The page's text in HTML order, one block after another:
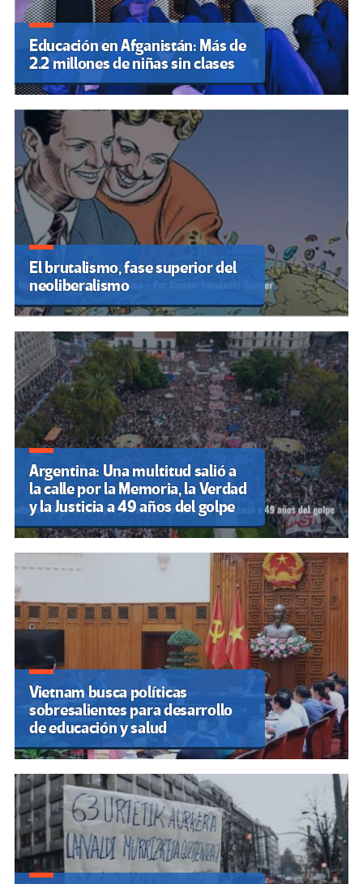
Educación en Afganistán: Más de
2.2 millones de niñas sin clases
El brutalismo, fase superior del
neoliberalismo
Argentina: Una multitud salió a
la calle por la Memoria, la Verdad
y la Justicia a 49 años del golpe
Vietnam busca políticas
sobresalientes para desarrollo
de educación y salud